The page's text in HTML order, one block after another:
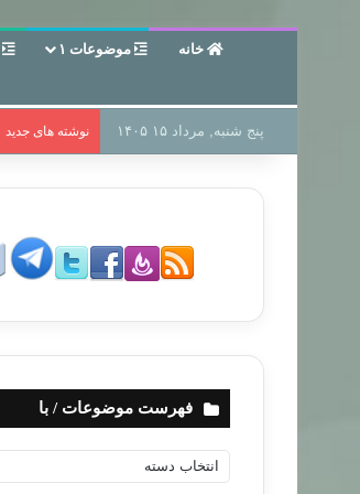
خانه موضوعات ۱
پنج شنبه, مرداد ۱۵ ۱۴۰۵ نوشته های جدید
فهرست موضوعات / با
ه